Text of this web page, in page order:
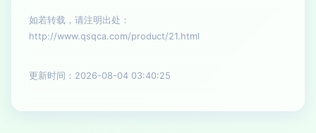
如若转载，请注明出处：
http://www.qsqca.com/product/21.html
更新时间：2026-08-04 03:40:25